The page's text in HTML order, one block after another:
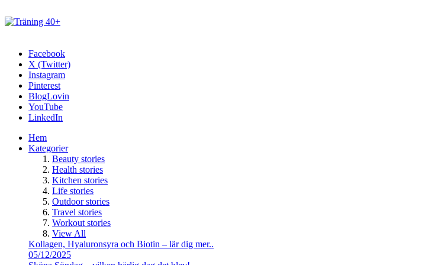
Facebook
X (Twitter)
Instagram
Pinterest
BlogLovin
YouTube
LinkedIn
Hem
Kategorier
Beauty stories
Health stories
Kitchen stories
Life stories
Outdoor stories
Travel stories
Workout stories
View All
Kollagen, Hyaluronsyra och Biotin – lär dig mer..
05/12/2025